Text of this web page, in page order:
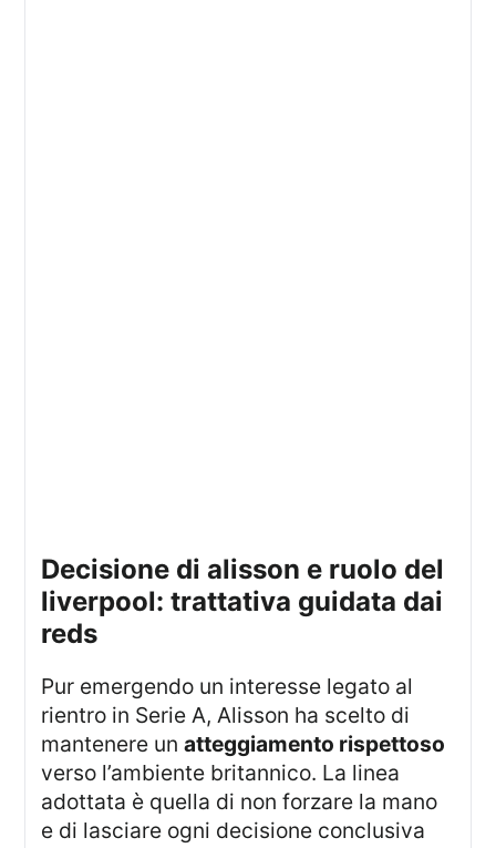
decisione di alisson e ruolo del
liverpool: trattativa guidata dai
reds
Pur emergendo un interesse legato al
rientro in Serie A, Alisson ha scelto di
mantenere unatteggiamento rispettoso
verso l’ambiente britannico. La linea
adottata è quella di non forzare la mano
e di lasciare ogni decisione conclusiva